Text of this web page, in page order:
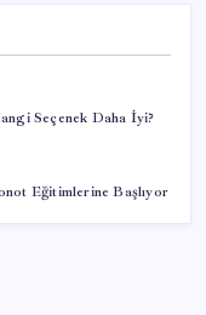
Seçenek Daha İyi?
Eğitimlerine Başlıyor